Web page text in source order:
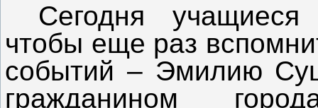
Сегодня
чтобы еще раз
событий – Эмилию
гражданином